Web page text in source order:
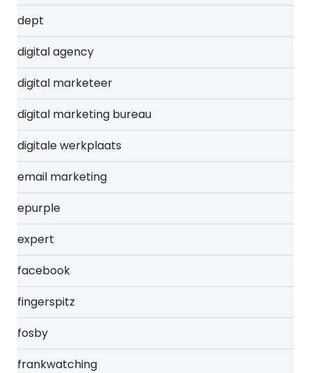
dept
digital agency
digital marketeer
digital marketing bureau
digitale werkplaats
email marketing
epurple
expert
facebook
fingerspitz
fosby
frankwatching